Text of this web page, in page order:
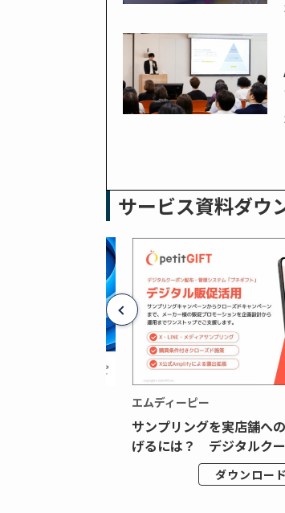
サービス資料ダウ
エムディーピー
サンプリングを実店舗へ
げるには？ デジタルク
ダウンロー